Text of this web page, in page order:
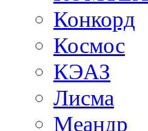
Конкорд
Космос
КЭАЗ
Лисма
Меандр